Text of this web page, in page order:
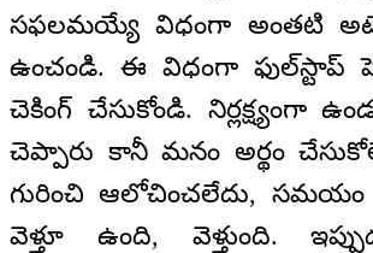
సఫలమయ్యే విధంగా అంతటి
ఉంచండి. ఈ విధంగా ఫుల్‌స్టాప్‌
చెకింగ్‌ చేసుకోండి. నిర్లక్ష్యంగా
చెప్పారు కానీ మనం అర్థం
గురించి ఆలోచించలేదు, సమయం
వెళ్తూ ఉంది, వెళ్తుంది.